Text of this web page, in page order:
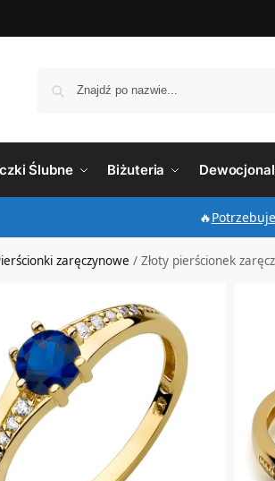
Ślubne Biżuteria
🔥
zaręczynowe /Złoty pierścionek